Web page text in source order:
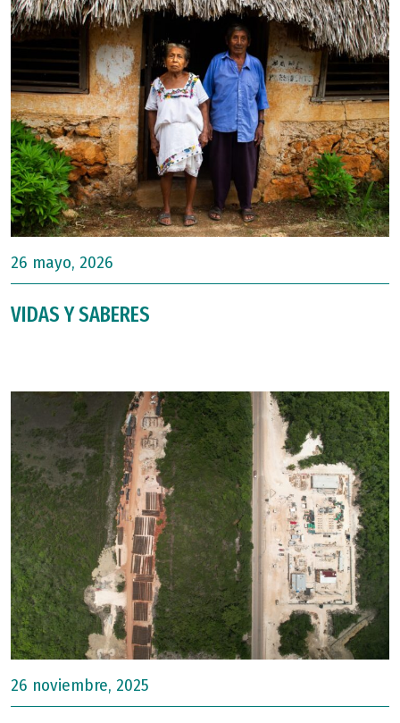
26 mayo, 2026
VIDAS Y SABERES
26 noviembre, 2025